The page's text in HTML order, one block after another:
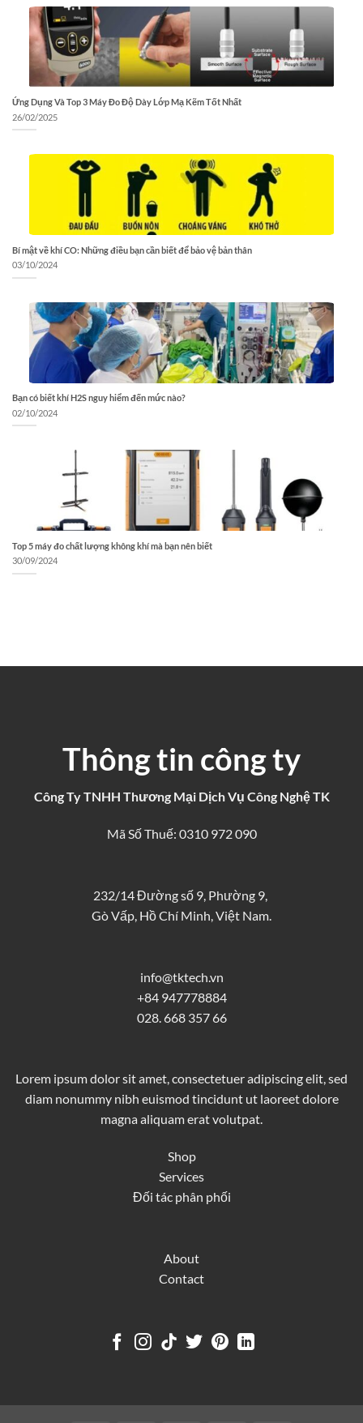
Ứng Dụng Và Top 3 Máy Đo Độ Dày Lớp Mạ Kẽm Tốt Nhất
26/02/2025
Bí mật về khí CO: Những điều bạn cần biết để bảo vệ bản thân
03/10/2024
Bạn có biết khí H2S nguy hiểm đến mức nào?
02/10/2024
Top 5 máy đo chất lượng không khí mà bạn nên biết
30/09/2024
Thông tin công ty
Công Ty TNHH Thương Mại Dịch Vụ Công Nghệ TK
Mã Số Thuế: 0310 972 090
232/14 Đường số 9, Phường 9,
Gò Vấp, Hồ Chí Minh, Việt Nam.
info@tktech.vn
+84 947778884
028. 668 357 66
Lorem ipsum dolor sit amet, consectetuer adipiscing elit, sed
diam nonummy nibh euismod tincidunt ut laoreet dolore
magna aliquam erat volutpat.
Shop
Services
Đối tác phân phối
About
Contact